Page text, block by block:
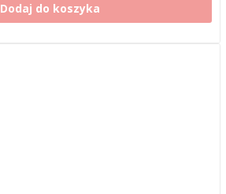
Dodaj do koszyka